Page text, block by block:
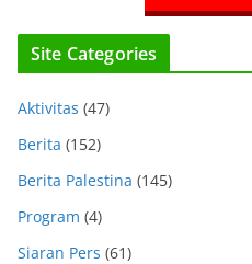
Site Categories
Aktivitas (47)
Berita (152)
Berita Palestina (145)
Program (4)
Siaran Pers (61)